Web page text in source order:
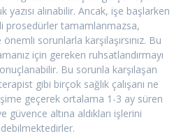
yazısı alınabilir. Ancak, işe başlarken
prosedürler tamamlanmazsa,
sorunlarla karşılaşırsınız. Bu
için gereken ruhsatlandırmayı
Bu sorunla karşılaşan
gibi birçok sağlık çalışanı ne
geçerek ortalama 1-3 ay süren
güvence altına aldıkları işlerini